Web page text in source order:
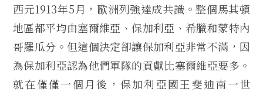
西元1913年5月，歐洲列強達成共識。整個馬其頓
地區都平均由塞爾維亞、保加利亞、希臘和蒙特內
哥羅瓜分。但這個決定卻讓保加利亞非常不滿，因
為保加利亞認為他們軍隊的貢獻比塞爾維亞要多。
就在僅僅一個月後，保加利亞國王斐迪南一世